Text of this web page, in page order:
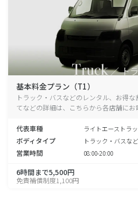
基本料金プラン（T1）
トラック・バスなどのレンタル、お得
てなどの詳細は、こちらから各店舗にお
代表車種 ライトエーストラ
ボディタイプ トラック・バスなど
営業時間 08:00-20:00
6時間まで5,500円
免責補償制度1,100円